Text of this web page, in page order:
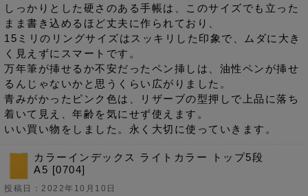
しっかりとした硬さのある手帳は、このサイズでも立った
まま書き込めるほど丈夫に作られており、
15ミリのリングサイズはスッキリした印象で、ムダに大き
く見えずにスマートです。
万年筆が挿せるか不安だったペン挿しは、油性ペンが挿せ
るんじゃないかと思うくらい広がりました。
青みがかったピンク色は、リザーブの型押しで上品に落ち
着いて見え、年齢を気にせず使えます。
いい買い物をしました。永く大切に使っていきます。
カラーインデックス ライトカラー トップ5段
A5 [0704]
投稿日：2022年10月10日